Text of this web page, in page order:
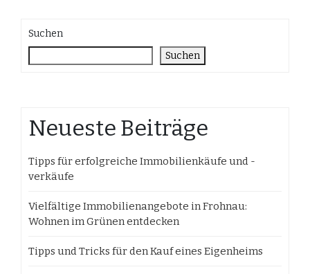
Suchen
Suchen
Neueste Beiträge
Tipps für erfolgreiche Immobilienkäufe und -
verkäufe
Vielfältige Immobilienangebote in Frohnau:
Wohnen im Grünen entdecken
Tipps und Tricks für den Kauf eines Eigenheims